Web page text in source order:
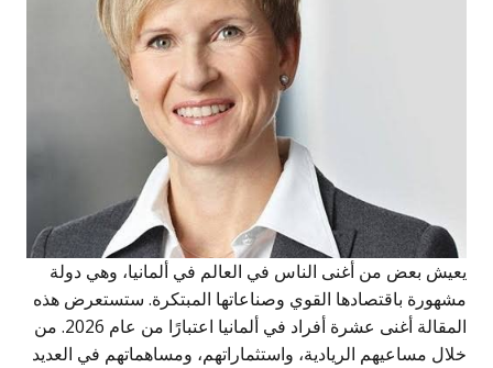
يعيش بعض من أغنى الناس في العالم في ألمانيا، وهي دولة
مشهورة باقتصادها القوي وصناعاتها المبتكرة. ستستعرض هذه
المقالة أغنى عشرة أفراد في ألمانيا اعتبارًا من عام 2026. من
خلال مساعيهم الريادية، واستثماراتهم، ومساهماتهم في العديد